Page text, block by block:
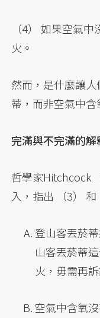
（4） 如果空氣
火。
然而，是什麼讓
蒂，而非空氣中含
完滿與不完滿的解
哲學家Hitchcock
入，指出 （3）
登山客丟菸
山客丟菸蒂
火，毋需再
空氣中含氧